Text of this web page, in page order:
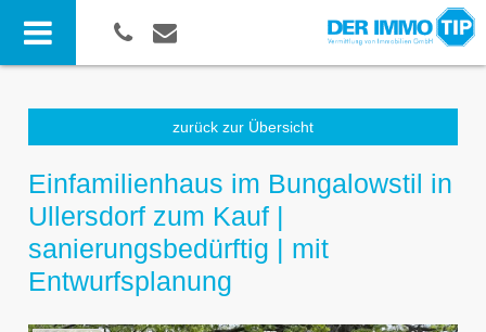
zurück zur Übersicht
Einfamilienhaus im Bungalowstil in
Ullersdorf zum Kauf |
sanierungsbedürftig | mit
Entwurfsplanung